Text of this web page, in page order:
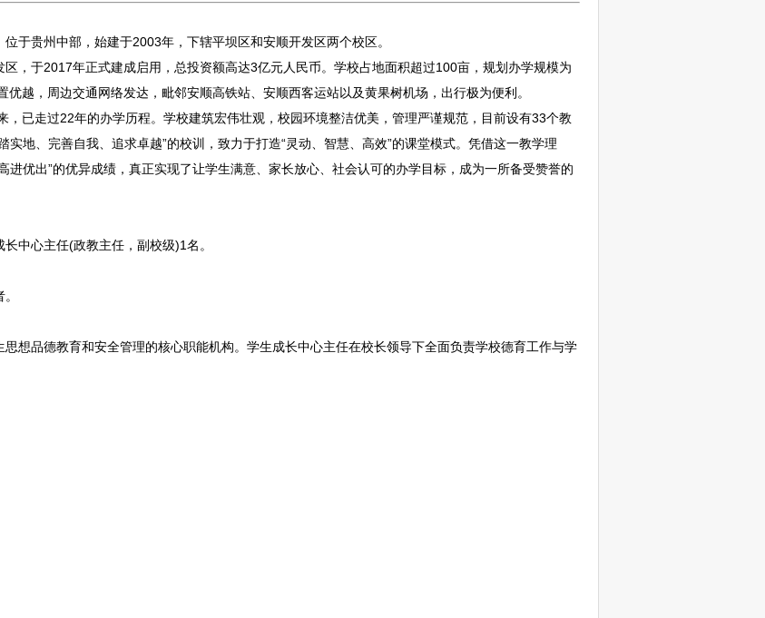
于贵州中部，始建于2003年，下辖平坝区和安顺开发区两个校区。
区，于2017年正式建成启用，总投资额高达3亿元人民币。学校占地面积超过100亩，规划办学规模为
优越，周边交通网络发达，毗邻安顺高铁站、 安顺西客运站以及黄果树机场，出行极为便利。
，已走过22年的办学历程。学校建筑宏伟壮观，校园环境整洁优美，管理严谨规范，目前设有33个教
地、完善自我、追求卓越”的校训，致力于打造“灵动、智慧、高效”的课堂模式。凭借这一教学理
进优出”的优异成绩，真正实现了让学生满意、家长放心、社会认可的办学目标，成为一所备受赞誉的
长中心主任(政教主任，副校级)1名。
品德教育和安全管理的核心职能机构。学生成长中心主任在校长领导下全面负责学校德育工作与学